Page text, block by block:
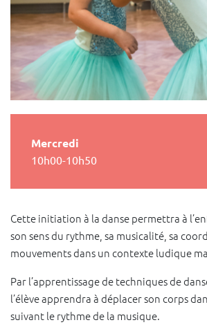
Mercredi
10h00-10h50
Cette initiation à la danse permettra à
son sens du rythme, sa musicalité, sa
mouvements dans un contexte ludique
Par l’apprentissage de techniques de
l’élève apprendra à déplacer son corps
suivant le rythme de la musique.